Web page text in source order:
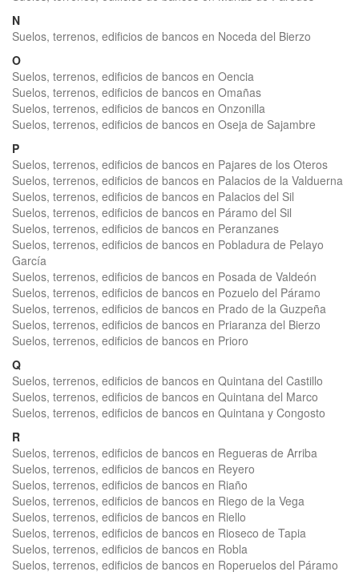
N
Suelos, terrenos, edificios de bancos en Noceda del Bierzo
O
Suelos, terrenos, edificios de bancos en Oencia
Suelos, terrenos, edificios de bancos en Omañas
Suelos, terrenos, edificios de bancos en Onzonilla
Suelos, terrenos, edificios de bancos en Oseja de Sajambre
P
Suelos, terrenos, edificios de bancos en Pajares de los Oteros
Suelos, terrenos, edificios de bancos en Palacios de la Valduerna
Suelos, terrenos, edificios de bancos en Palacios del Sil
Suelos, terrenos, edificios de bancos en Páramo del Sil
Suelos, terrenos, edificios de bancos en Peranzanes
Suelos, terrenos, edificios de bancos en Pobladura de Pelayo
García
Suelos, terrenos, edificios de bancos en Posada de Valdeón
Suelos, terrenos, edificios de bancos en Pozuelo del Páramo
Suelos, terrenos, edificios de bancos en Prado de la Guzpeña
Suelos, terrenos, edificios de bancos en Priaranza del Bierzo
Suelos, terrenos, edificios de bancos en Prioro
Q
Suelos, terrenos, edificios de bancos en Quintana del Castillo
Suelos, terrenos, edificios de bancos en Quintana del Marco
Suelos, terrenos, edificios de bancos en Quintana y Congosto
R
Suelos, terrenos, edificios de bancos en Regueras de Arriba
Suelos, terrenos, edificios de bancos en Reyero
Suelos, terrenos, edificios de bancos en Riaño
Suelos, terrenos, edificios de bancos en Riego de la Vega
Suelos, terrenos, edificios de bancos en Riello
Suelos, terrenos, edificios de bancos en Rioseco de Tapia
Suelos, terrenos, edificios de bancos en Robla
Suelos, terrenos, edificios de bancos en Roperuelos del Páramo